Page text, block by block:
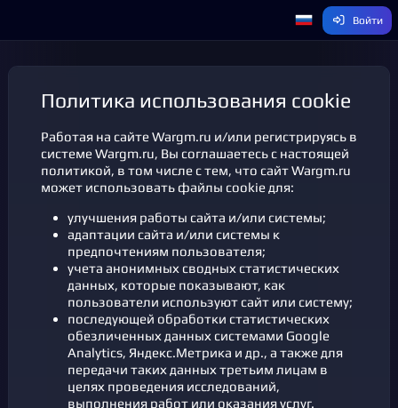
Войти
Политика использования cookie
Работая на сайте Wargm.ru и/или регистрируясь в
системе Wargm.ru, Вы соглашаетесь с настоящей
политикой, в том числе с тем, что сайт Wargm.ru
может использовать файлы cookie для:
улучшения работы сайта и/или системы;
адаптации сайта и/или системы к
предпочтениям пользователя;
учета анонимных сводных статистических
данных, которые показывают, как
пользователи используют сайт или систему;
последующей обработки статистических
обезличенных данных системами Google
Analytics, Яндекс.Метрика и др., а также для
передачи таких данных третьим лицам в
целях проведения исследований,
выполнения работ или оказания услуг.